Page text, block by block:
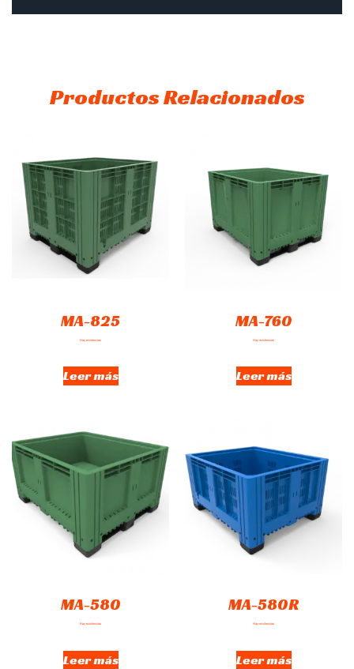
Productos Relacionados
MA-825
Hay existencias
Leer más
MA-760
Hay existencias
Leer más
MA-580
Hay existencias
Leer más
MA-580R
Hay existencias
Leer más